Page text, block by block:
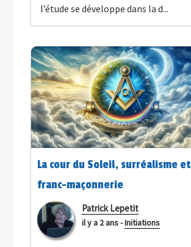
l’étude se développe dans la d...
La cour du Soleil, surréalisme et
franc-maçonnerie
Patrick Lepetit
il y a 2 ans-Initiations